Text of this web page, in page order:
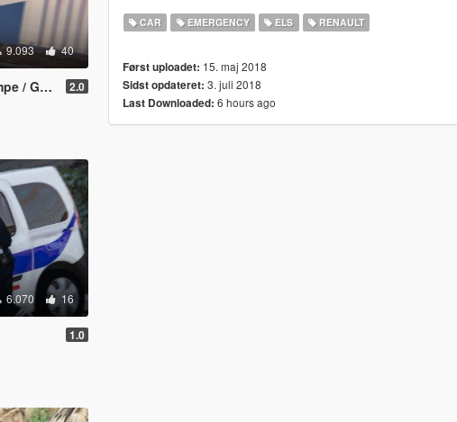
9.093 40
2.0
6.070 16
1.0
CAR EMERGENCY ELS RENAULT
Først uploadet: 15. maj 2018
Sidst opdateret: 3. juli 2018
Last Downloaded: 6 hours ago